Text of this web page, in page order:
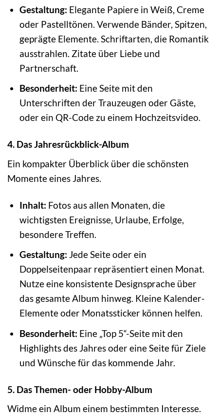
Gestaltung: Elegante Papiere in Weiß, Creme
oder Pastelltönen. Verwende Bänder, Spitzen,
geprägte Elemente. Schriftarten, die Romantik
ausstrahlen. Zitate über Liebe und
Partnerschaft.
Besonderheit: Eine Seite mit den
Unterschriften der Trauzeugen oder Gäste,
oder ein QR-Code zu einem Hochzeitsvideo.
4. Das Jahresrückblick-Album
Ein kompakter Überblick über die schönsten
Momente eines Jahres.
Inhalt: Fotos aus allen Monaten, die
wichtigsten Ereignisse, Urlaube, Erfolge,
besondere Treffen.
Gestaltung: Jede Seite oder ein
Doppelseitenpaar repräsentiert einen Monat.
Nutze eine konsistente Designsprache über
das gesamte Album hinweg. Kleine Kalender-
Elemente oder Monatssticker können helfen.
Besonderheit: Eine „Top 5“-Seite mit den
Highlights des Jahres oder eine Seite für Ziele
und Wünsche für das kommende Jahr.
5. Das Themen- oder Hobby-Album
Widme ein Album einem bestimmten Interesse.